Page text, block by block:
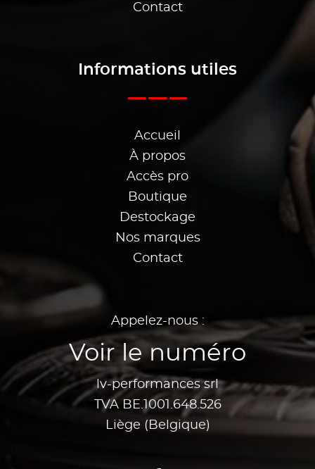
Contact
Informations utiles
Accueil
À propos
Accès pro
Boutique
Destockage
Nos marques
Contact
Appelez-nous :
Voir le numéro
lv-performances srl
TVA BE.1001.648.526
Liège (Belgique)